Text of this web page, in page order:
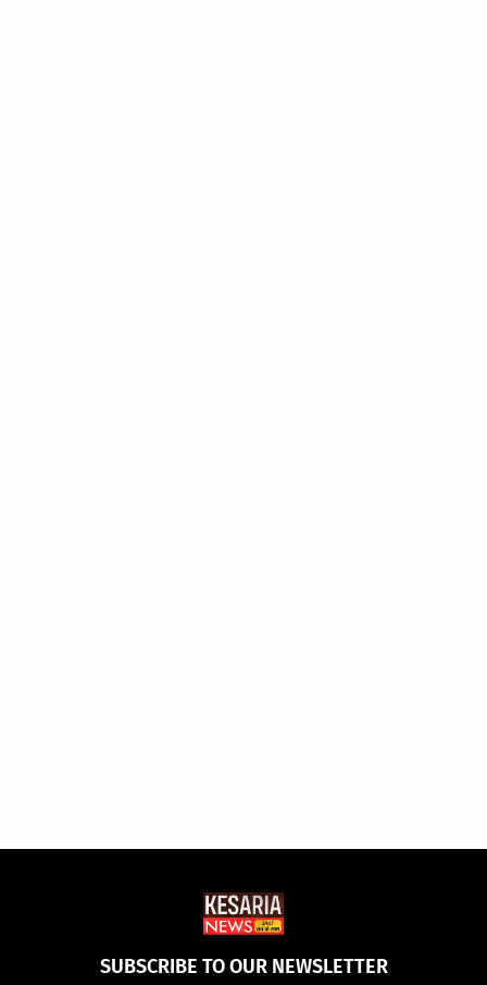
SUBSCRIBE TO OUR NEWSLETTER